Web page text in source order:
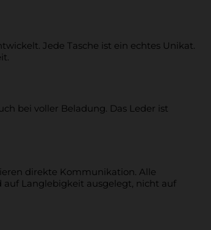
Jede Tasche ist ein echtes Unikat.
bei voller Beladung. Das Leder ist
direkte Kommunikation. Alle
auf Langlebigkeit ausgelegt, nicht auf